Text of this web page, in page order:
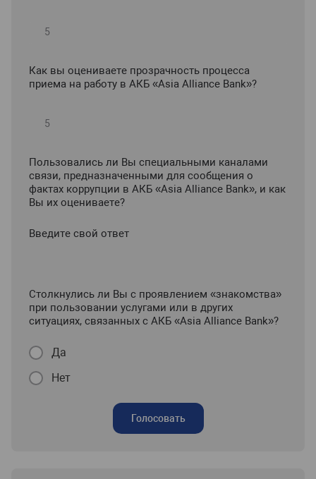
Как вы оцениваете прозрачность процесса
приема на работу в АКБ «Asia Alliance Bank»?
Пользовались ли Вы специальными каналами
связи, предназначенными для сообщения о
фактах коррупции в АКБ «Asia Alliance Bank», и как
Вы их оцениваете?
Введите свой ответ
Столкнулись ли Вы с проявлением «знакомства»
при пользовании услугами или в других
ситуациях, связанных с АКБ «Asia Alliance Bank»?
Да
Нет
Голосовать